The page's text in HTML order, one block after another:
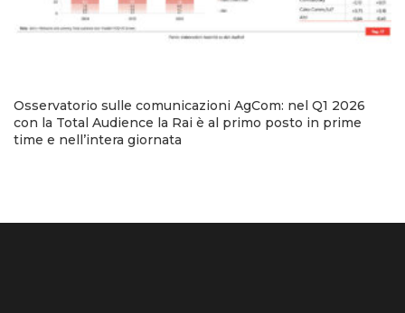
Osservatorio sulle comunicazioni AgCom: nel Q1 2026
con la Total Audience la Rai è al primo posto in prime
time e nell’intera giornata